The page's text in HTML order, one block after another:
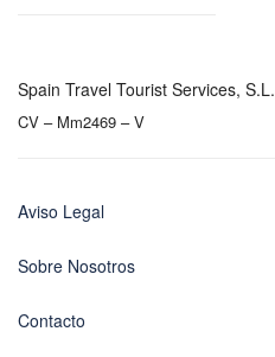
Spain Travel Tourist Services, S.L.
CV – Mm2469 – V
Aviso Legal
Sobre Nosotros
Contacto